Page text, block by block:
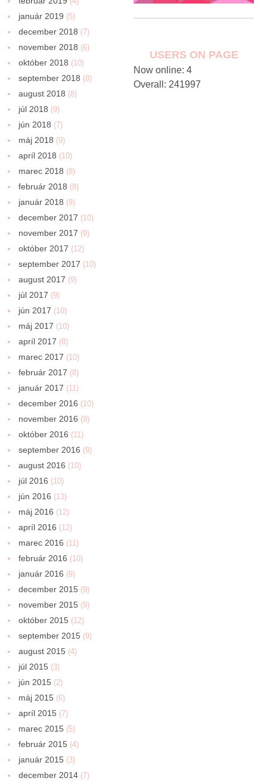
január 2019 (5)
december 2018 (7)
november 2018 (6)
október 2018 (10)
september 2018 (8)
august 2018 (8)
júl 2018 (9)
jún 2018 (7)
máj 2018 (9)
apríl 2018 (10)
marec 2018 (8)
február 2018 (8)
január 2018 (9)
december 2017 (10)
november 2017 (9)
október 2017 (12)
september 2017 (10)
august 2017 (9)
júl 2017 (9)
jún 2017 (10)
máj 2017 (10)
apríl 2017 (8)
marec 2017 (10)
február 2017 (8)
január 2017 (11)
december 2016 (10)
november 2016 (9)
október 2016 (11)
september 2016 (9)
august 2016 (10)
júl 2016 (10)
jún 2016 (13)
máj 2016 (12)
apríl 2016 (12)
marec 2016 (11)
február 2016 (10)
január 2016 (9)
december 2015 (9)
november 2015 (9)
október 2015 (12)
september 2015 (9)
august 2015 (4)
júl 2015 (3)
jún 2015 (2)
máj 2015 (6)
apríl 2015 (7)
marec 2015 (5)
február 2015 (4)
január 2015 (3)
december 2014 (7)
USERS ON PAGE
Now online: 4
Overall: 241997